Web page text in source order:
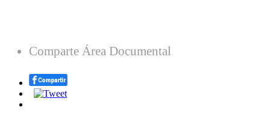
Comparte Área Documental